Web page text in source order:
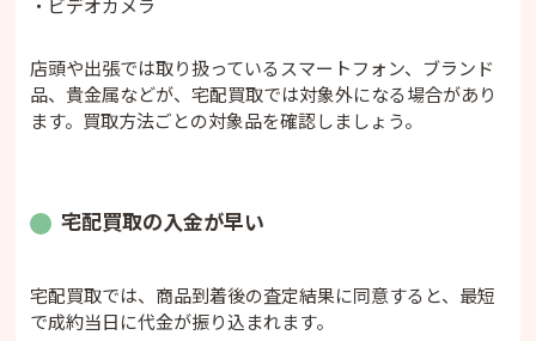
・ビデオカメラ
店頭や出張では取り扱っているスマートフォン、ブランド
品、貴金属などが、宅配買取では対象外になる場合があり
ます。買取方法ごとの対象品を確認しましょう。
宅配買取の入金が早い
宅配買取では、商品到着後の査定結果に同意すると、最短
で成約当日に代金が振り込まれます。